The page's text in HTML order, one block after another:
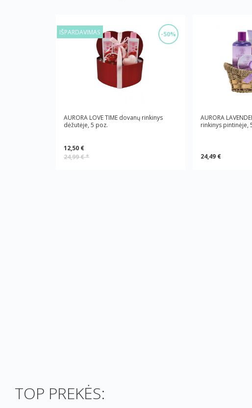
-50%
IŠPARDAVIMAS
AURORA LOVE TIME dovanų rinkinys
dėžutėje, 5 poz.
12,50 €
24,99 €*
AURORA
rinkinys pintinėje,
24,49 €
TOP PREKĖS: